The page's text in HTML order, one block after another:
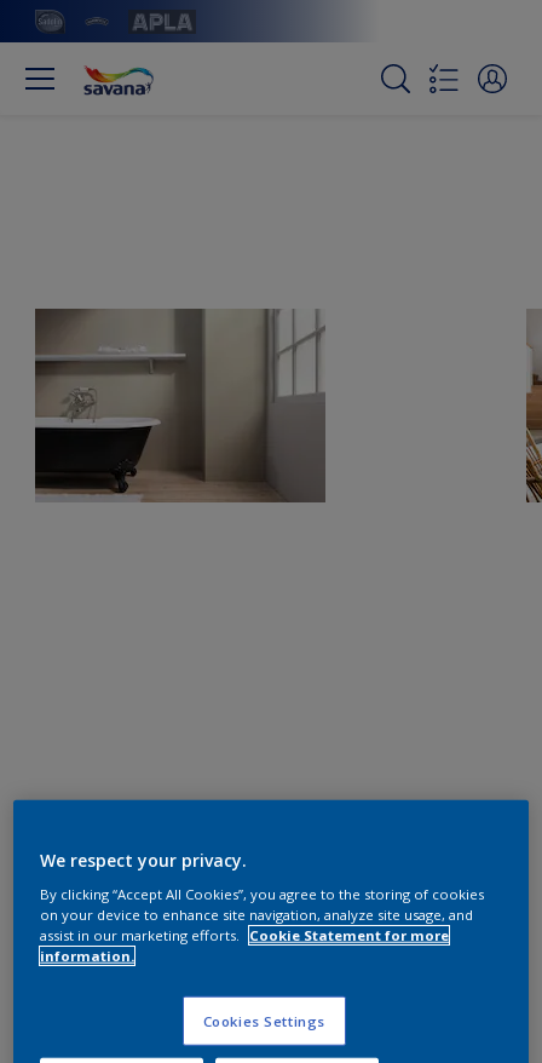
We respect your privacy.
By clicking “Accept All Cookies”, you agree to the storing of cookies
on your device to enhance site navigation, analyze site usage, and
assist in our marketing efforts.
Cookie Statement for more
information.
Cookies Settings